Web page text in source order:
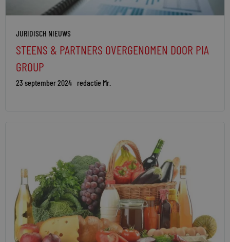
JURIDISCH NIEUWS
STEENS & PARTNERS OVERGENOMEN DOOR PIA
GROUP
23 september 2024 redactie Mr.